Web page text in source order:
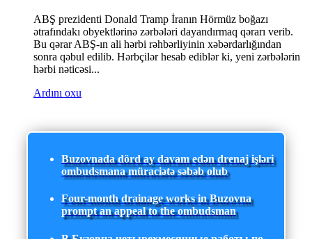
ABŞ prezidenti Donald Tramp İranın Hörmüz boğazı
ətrafındakı obyektlərinə zərbələri dayandırmaq qərarı verib.
Bu qərar ABŞ-ın ali hərbi rəhbərliyinin xəbərdarlığından
sonra qəbul edilib. Hərbçilər hesab ediblər ki, yeni zərbələrin
hərbi nəticəsi...
Ardını oxu
Buzovnada dörd ay davam edən drenaj işləri
ombudsmana müraciətə səbəb olub
Four-month drainage works in Buzovna
prompt an appeal to the ombudsman